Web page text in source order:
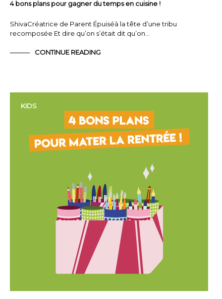
4 bons plans pour gagner du temps en cuisine !
ShivaCréatrice de Parent Épuiséà la tête d’une tribu
recomposée Et dire qu’on s’était dit qu’on…
CONTINUE READING
KIDS